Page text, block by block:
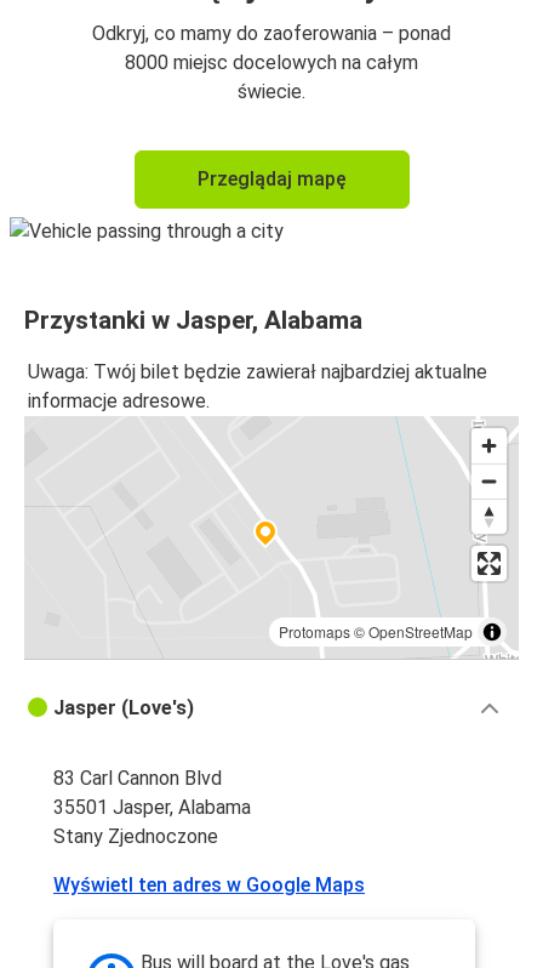
Odkryj, co mamy do zaoferowania – ponad
8000 miejsc docelowych na całym
świecie.
Przeglądaj mapę
Przystanki w Jasper, Alabama
Uwaga: Twój bilet będzie zawierał najbardziej aktualne
informacje adresowe.
Protomaps©OpenStreetMap
Jasper (Love's)
83 Carl Cannon Blvd
35501 Jasper, Alabama
Stany Zjednoczone
Wyświetl ten adres w Google Maps
Bus will board at the Love's gas